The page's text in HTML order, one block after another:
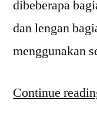
dibeberapa
dan lengan
menggunakan
Continue